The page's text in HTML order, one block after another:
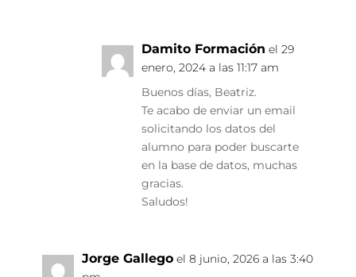
Damito Formación el 29
enero, 2024 a las 11:17 am
Buenos días, Beatriz.
Te acabo de enviar un email
solicitando los datos del
alumno para poder buscarte
en la base de datos, muchas
gracias.
Saludos!
Jorge Gallego el 8 junio, 2026 a las 3:40